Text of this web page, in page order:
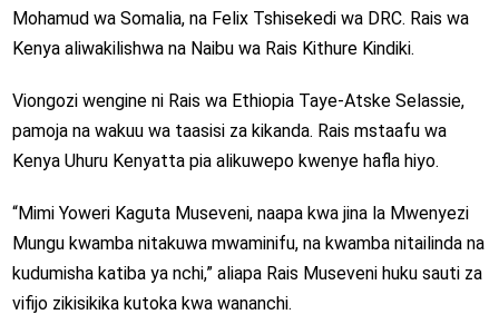
Mohamud wa Somalia, na Felix Tshisekedi wa DRC. Rais wa
Kenya aliwakilishwa na Naibu wa Rais Kithure Kindiki.
Viongozi wengine ni Rais wa Ethiopia Taye-Atske Selassie,
pamoja na wakuu wa taasisi za kikanda. Rais mstaafu wa
Kenya Uhuru Kenyatta pia alikuwepo kwenye hafla hiyo.
“Mimi Yoweri Kaguta Museveni, naapa kwa jina la Mwenyezi
Mungu kwamba nitakuwa mwaminifu, na kwamba nitailinda na
kudumisha katiba ya nchi,” aliapa Rais Museveni huku sauti za
vifijo zikisikika kutoka kwa wananchi.